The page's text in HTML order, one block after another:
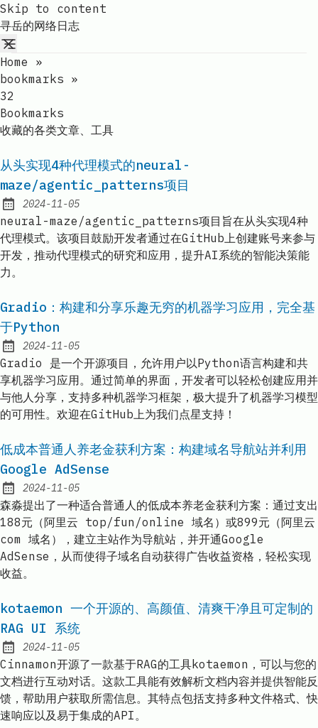
Skip to content
寻岳的网络日志
Home
»
bookmarks »
32
Bookmarks
收藏的各类文章、工具
从头实现4种代理模式的neural-
maze/agentic_patterns项目
Published:
2024-11-05
neural-maze/agentic_patterns项目旨在从头实现4种
代理模式。该项目鼓励开发者通过在GitHub上创建账号来参与
开发，推动代理模式的研究和应用，提升AI系统的智能决策能
力。
Gradio：构建和分享乐趣无穷的机器学习应用，完全基
于Python
Published:
2024-11-05
Gradio 是一个开源项目，允许用户以Python语言构建和共
享机器学习应用。通过简单的界面，开发者可以轻松创建应用并
与他人分享，支持多种机器学习框架，极大提升了机器学习模型
的可用性。欢迎在GitHub上为我们点星支持！
低成本普通人养老金获利方案：构建域名导航站并利用
Google AdSense
Published:
2024-11-05
森淼提出了一种适合普通人的低成本养老金获利方案：通过支出
188元（阿里云 top/fun/online 域名）或899元（阿里云
com 域名），建立主站作为导航站，并开通Google
AdSense，从而使得子域名自动获得广告收益资格，轻松实现
收益。
kotaemon 一个开源的、高颜值、清爽干净且可定制的
RAG UI 系统
Published:
2024-11-05
Cinnamon开源了一款基于RAG的工具kotaemon，可以与您的
文档进行互动对话。这款工具能有效解析文档内容并提供智能反
馈，帮助用户获取所需信息。其特点包括支持多种文件格式、快
速响应以及易于集成的API。